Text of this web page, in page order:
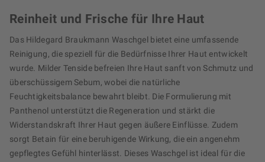
Reinheit und Frische für Ihre Haut
Das Hildegard Braukmann Waschgel bietet eine umfassende
Reinigung, die speziell für die Bedürfnisse Ihrer Haut entwickelt
wurde. Milder Tenside befreien Ihre Haut sanft von Schmutz und
überschüssigem Sebum, wobei die natürliche
Feuchtigkeitsbalance bewahrt bleibt. Die Formulierung mit
Panthenol unterstützt die Regeneration und stärkt die
Widerstandskraft Ihrer Haut gegen äußere Einflüsse. Zudem
sorgt Betain für eine beruhigende Wirkung, die ein angenehm
gepflegtes Gefühl hinterlässt. Dieses Waschgel ist ideal für die